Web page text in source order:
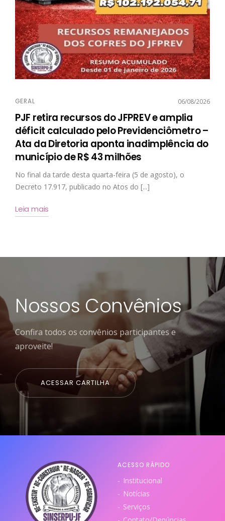
GERAL 06/08/2026
PJF retira recursos do JFPREV e amplia
déficit calculado pelo Previdenciômetro –
Ata da Diretoria aponta inadimplência do
município de R$ 43 milhões
No final da tarde desta quarta-feira (5 de agosto), o
Decreto 17.917, publicado no Atos do [...]
Leia mais
Nossos Convênios
Confira todos os convênios participantes e
aproveite!
ACESSAR CARTILHA
ACESSO RÁPIDO
Institucional
Notícias
Serviços